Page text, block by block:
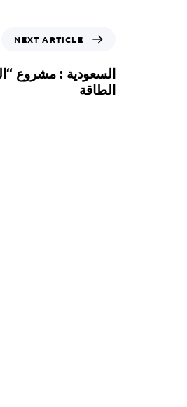
NEXT ARTICLE
السعودية : مشروع
الطاقة